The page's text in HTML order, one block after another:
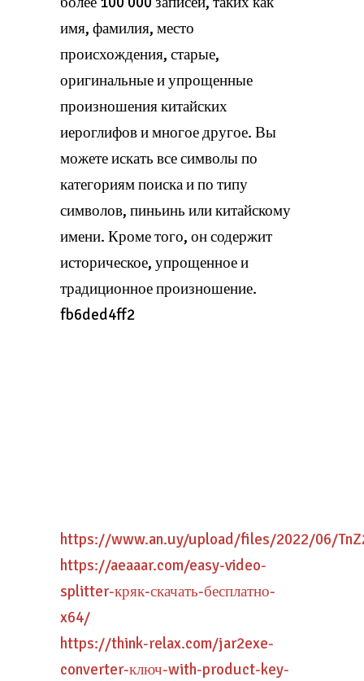
имя, фамилия, место
происхождения, старые,
оригинальные и упрощенные
произношения китайских
иероглифов и многое другое. Вы
можете искать все символы по
категориям поиска и по типу
символов, пиньинь или китайскому
имени. Кроме того, он содержит
историческое, упрощенное и
традиционное произношение.
fb6ded4ff2
https://www.an.uy/upload/files/2022/06/
https://aeaaar.com/easy-video-
splitter-кряк-скачать-бесплатно-
x64/
https://think-relax.com/jar2exe-
converter-ключ-with-product-key-